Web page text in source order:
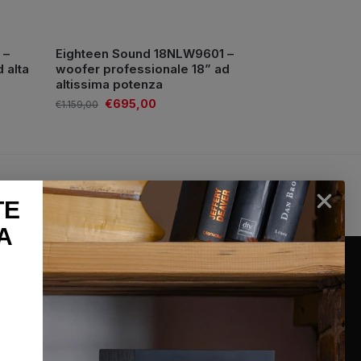
–
alta
Eighteen Sound 18NLW9601 –
woofer professionale 18” ad
altissima potenza
€1.159,00 €695,00
sab 100% Pagamenti sicuri
PayPal / Carte di credito / Bonifico
INFORMAZIONI